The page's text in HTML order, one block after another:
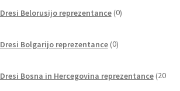
Dresi Belorusijo reprezentance 0izdelkov
Dresi Bolgarijo reprezentance 0izdelkov
Dresi Bosna in Hercegovina reprezentance 20